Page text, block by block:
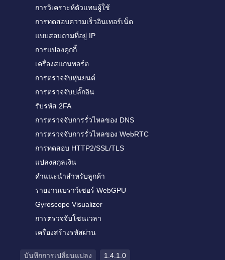
การวิเคราะห์ตัวแทนผู้ใช้
การทดสอบความเร็วอินเทอร์เน็ต
แบบสอบถามที่อยู่ IP
การแปลงคุกกี้
เครื่องสแกนพอร์ต
การตรวจจับหุ่นยนต์
การตรวจจับปลั๊กอิน
รับรหัส 2FA
การตรวจจับการรั่วไหลของ DNS
การตรวจจับการรั่วไหลของ WebRTC
การทดสอบ HTTP2/SSL/TLS
แปลงสกุลเงิน
คำแนะนำสำหรับลูกค้า
รายงานเบราว์เซอร์ WebGPU
Gyroscope Visualizer
การตรวจจับโซนเวลา
เครื่องสร้างรหัสผ่าน
บันทึกการเปลี่ยนแปลง 1.4.1.0